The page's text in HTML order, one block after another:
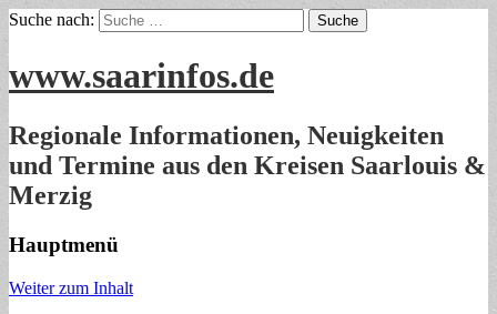
Suche nach:
www.saarinfos.de
Regionale Informationen, Neuigkeiten
und Termine aus den Kreisen Saarlouis &
Merzig
Hauptmenü
Weiter zum Inhalt